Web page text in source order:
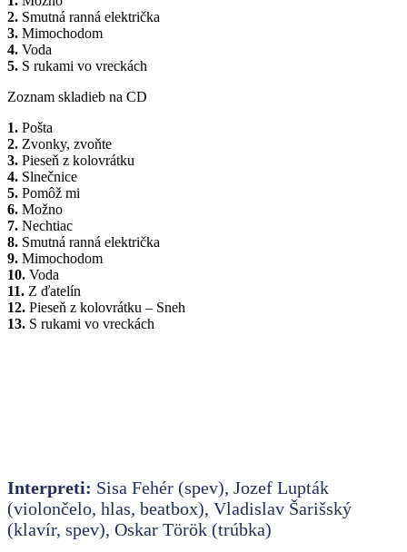
2. Smutná ranná električka
3. Mimochodom
4. Voda
5. S rukami vo vreckách
Zoznam skladieb na CD
1. Pošta
2. Zvonky, zvoňte
3. Pieseň z kolovrátku
4. Slnečnice
5. Pomôž mi
6. Možno
7. Nechtiac
8. Smutná ranná električka
9. Mimochodom
10. Voda
11. Z ďatelín
12. Pieseň z kolovrátku – Sneh
13. S rukami vo vreckách
Interpreti: Sisa Fehér (spev), Jozef Lupták
(violončelo, hlas, beatbox), Vladislav Šarišský
(klavír, spev), Oskar Török (trúbka)